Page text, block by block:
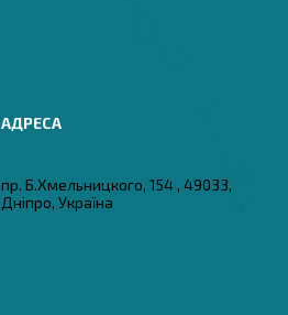
пр. Б.Хмельницкого, 154 , 49033,
Дніпро, Україна